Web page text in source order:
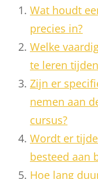
Wat houdt
precies in?
Welke
te leren
Zijn er
nemen aan
cursus?
Wordt er
besteed aan
Hoe lang